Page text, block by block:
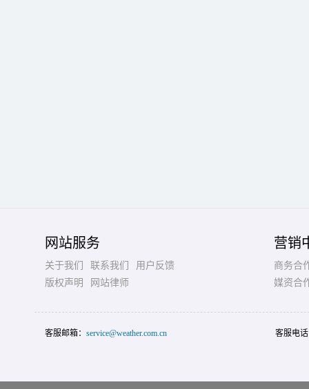
网站服务
关于我们 联系我们
用户反馈
版权声明
网站律师
营销
商务合
媒资合
客服邮箱： service@weather.com.cn 客服电